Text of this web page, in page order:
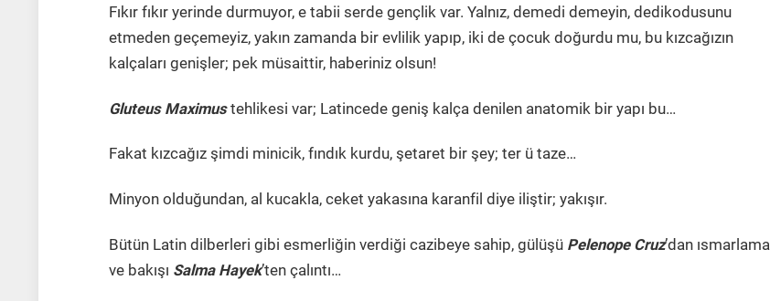
Fıkır fıkır yerinde durmuyor, e tabii serde gençlik var. Yalnız, demedi demeyin, dedikodusunu
etmeden geçemeyiz, yakın zamanda bir evlilik yapıp, iki de çocuk doğurdu mu, bu kızcağızın
kalçaları genişler; pek müsaittir, haberiniz olsun!
Gluteus Maximustehlikesi var; Latincede geniş kalça denilen anatomik bir yapı bu…
Fakat kızcağız şimdi minicik, fındık kurdu, şetaret bir şey; ter ü taze…
Minyon olduğundan, al kucakla, ceket yakasına karanfil diye iliştir; yakışır.
Bütün Latin dilberleri gibi esmerliğin verdiği cazibeye sahip, gülüşü Pelenope Cruz’dan ısmarlama
ve bakışı Salma Hayek’ten çalıntı…